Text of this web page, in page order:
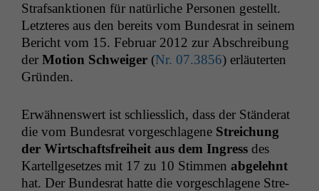
Straf­sank­tio­nen für natür­liche Per­so­n­en gestellt.
Let­zteres aus den bere­its vom Bun­desrat in seinem
Bericht vom 15. Feb­ru­ar 2012 zur Abschrei­bung
der Motion Schweiger (Nr. 07.3856) erläuterten
Gründen.
Erwäh­nenswert ist schliesslich, dass der Stän­der­at
die vom Bun­desrat vorgeschla­gene Stre­ichung
der Wirtschafts­frei­heit aus dem Ingress des
Kartellge­set­zes mit 17 zu 10 Stim­men abgelehnt
hat. Der Bun­desrat hat­te die vorgeschla­gene Stre­
Notwendige
Cookies
Diese